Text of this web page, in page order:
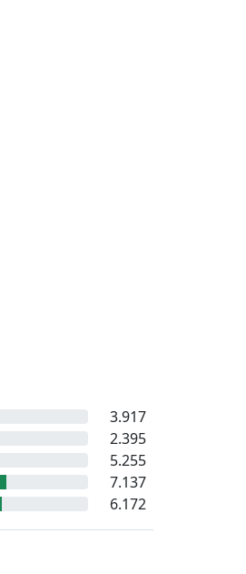
3.917
2.395
5.255
7.137
6.172